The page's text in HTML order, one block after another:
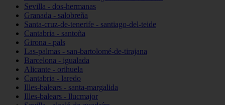
Sevilla - dos-hermanas
Granada - salobreña
Santa-cruz-de-tenerife - santiago-del-teide
Cantabria - santoña
Girona - pals
Las-palmas - san-bartolomé-de-tirajana
Barcelona - igualada
Alicante - orihuela
Cantabria - laredo
Illes-balears - santa-margalida
Illes-balears - llucmajor